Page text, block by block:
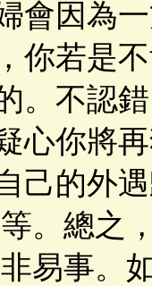
因為一
你若是
。不認
心你將
的外遇
。總之
易事。